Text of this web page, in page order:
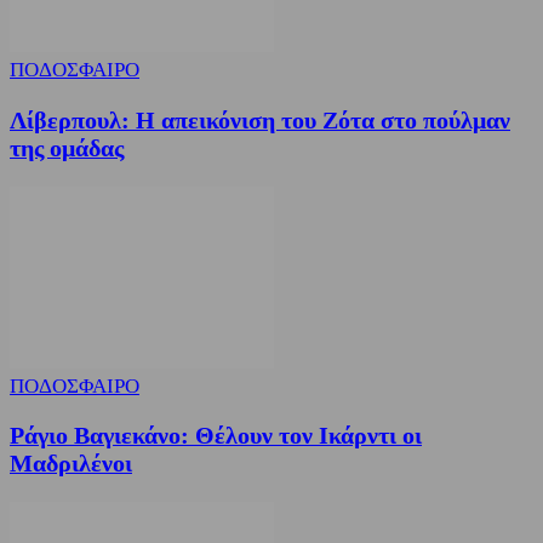
ΠΟΔΟΣΦΑΙΡΟ
Λίβερπουλ: Η απεικόνιση του Ζότα στο πούλμαν
της ομάδας
ΠΟΔΟΣΦΑΙΡΟ
Ράγιο Βαγιεκάνο: Θέλουν τον Ικάρντι οι
Μαδριλένοι